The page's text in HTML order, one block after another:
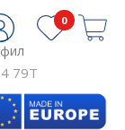
0
79T